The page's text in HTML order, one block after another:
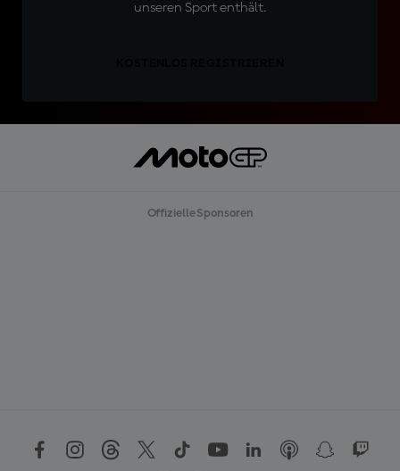
unseren Sport enthält.
Offizielle Sponsoren